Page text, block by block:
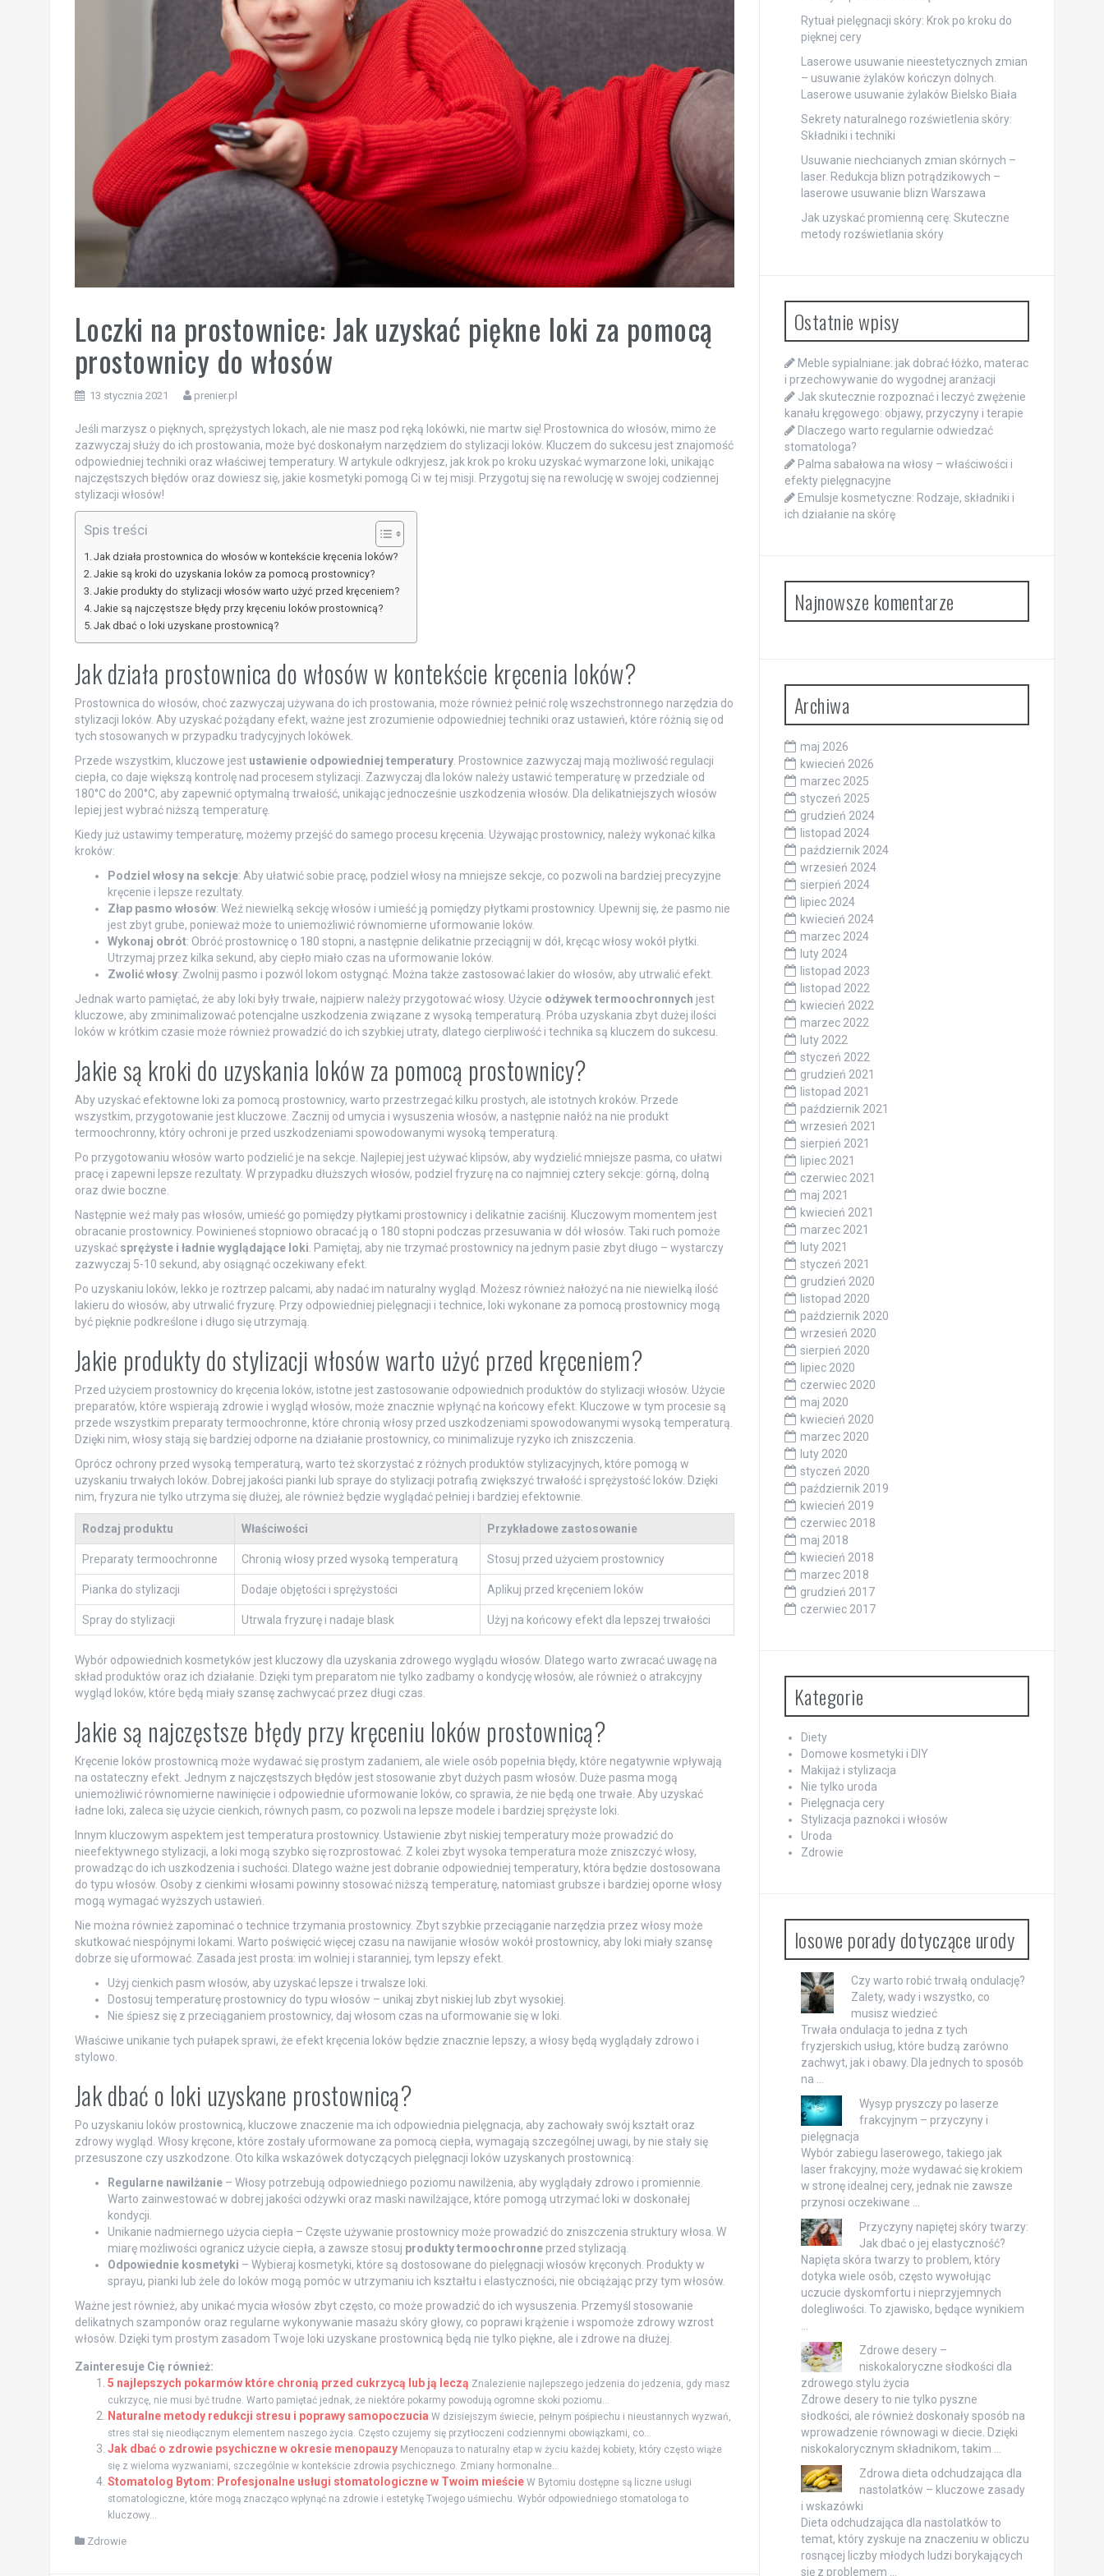
Loczki na prostownice: Jak uzyskać piękne loki za pomocą
prostownicy do włosów
13 stycznia 2021 prenier.pl
Jeśli marzysz o pięknych, sprężystych lokach, ale nie masz pod ręką lokówki, nie martw się! Prostownica do włosów, mimo że
zazwyczaj służy do ich prostowania, może być doskonałym narzędziem do stylizacji loków. Kluczem do sukcesu jest znajomość
odpowiedniej techniki oraz właściwej temperatury. W artykule odkryjesz, jak krok po kroku uzyskać wymarzone loki, unikając
najczęstszych błędów oraz dowiesz się, jakie kosmetyki pomogą Ci w tej misji. Przygotuj się na rewolucję w swojej codziennej
stylizacji włosów!
Spis treści
Jak działa prostownica do włosów w kontekście kręcenia loków?
Jakie są kroki do uzyskania loków za pomocą prostownicy?
Jakie produkty do stylizacji włosów warto użyć przed kręceniem?
Jakie są najczęstsze błędy przy kręceniu loków prostownicą?
Jak dbać o loki uzyskane prostownicą?
Jak działa prostownica do włosów w kontekście kręcenia loków?
Prostownica do włosów, choć zazwyczaj używana do ich prostowania, może również pełnić rolę wszechstronnego narzędzia do
stylizacji loków. Aby uzyskać pożądany efekt, ważne jest zrozumienie odpowiedniej techniki oraz ustawień, które różnią się od
tych stosowanych w przypadku tradycyjnych lokówek.
Przede wszystkim, kluczowe jest ustawienie odpowiedniej temperatury. Prostownice zazwyczaj mają możliwość regulacji
ciepła, co daje większą kontrolę nad procesem stylizacji. Zazwyczaj dla loków należy ustawić temperaturę w przedziale od
180°C do 200°C, aby zapewnić optymalną trwałość, unikając jednocześnie uszkodzenia włosów. Dla delikatniejszych włosów
lepiej jest wybrać niższą temperaturę.
Kiedy już ustawimy temperaturę, możemy przejść do samego procesu kręcenia. Używając prostownicy, należy wykonać kilka
kroków:
Podziel włosy na sekcje: Aby ułatwić sobie pracę, podziel włosy na mniejsze sekcje, co pozwoli na bardziej precyzyjne
kręcenie i lepsze rezultaty.
Złap pasmo włosów: Weź niewielką sekcję włosów i umieść ją pomiędzy płytkami prostownicy. Upewnij się, że pasmo nie
jest zbyt grube, ponieważ może to uniemożliwić równomierne uformowanie loków.
Wykonaj obrót: Obróć prostownicę o 180 stopni, a następnie delikatnie przeciągnij w dół, kręcąc włosy wokół płytki.
Utrzymaj przez kilka sekund, aby ciepło miało czas na uformowanie loków.
Zwolić włosy: Zwolnij pasmo i pozwól lokom ostygnąć. Można także zastosować lakier do włosów, aby utrwalić efekt.
Jednak warto pamiętać, że aby loki były trwałe, najpierw należy przygotować włosy. Użycie odżywek termoochronnych jest
kluczowe, aby zminimalizować potencjalne uszkodzenia związane z wysoką temperaturą. Próba uzyskania zbyt dużej ilości
loków w krótkim czasie może również prowadzić do ich szybkiej utraty, dlatego cierpliwość i technika są kluczem do sukcesu.
Jakie są kroki do uzyskania loków za pomocą prostownicy?
Aby uzyskać efektowne loki za pomocą prostownicy, warto przestrzegać kilku prostych, ale istotnych kroków. Przede
wszystkim, przygotowanie jest kluczowe. Zacznij od umycia i wysuszenia włosów, a następnie nałóż na nie produkt
termoochronny, który ochroni je przed uszkodzeniami spowodowanymi wysoką temperaturą.
Po przygotowaniu włosów warto podzielić je na sekcje. Najlepiej jest używać klipsów, aby wydzielić mniejsze pasma, co ułatwi
pracę i zapewni lepsze rezultaty. W przypadku dłuższych włosów, podziel fryzurę na co najmniej cztery sekcje: górną, dolną
oraz dwie boczne.
Następnie weź mały pas włosów, umieść go pomiędzy płytkami prostownicy i delikatnie zaciśnij. Kluczowym momentem jest
obracanie prostownicy. Powinieneś stopniowo obracać ją o 180 stopni podczas przesuwania w dół włosów. Taki ruch pomoże
uzyskać sprężyste i ładnie wyglądające loki. Pamiętaj, aby nie trzymać prostownicy na jednym pasie zbyt długo – wystarczy
zazwyczaj 5-10 sekund, aby osiągnąć oczekiwany efekt.
Po uzyskaniu loków, lekko je roztrzep palcami, aby nadać im naturalny wygląd. Możesz również nałożyć na nie niewielką ilość
lakieru do włosów, aby utrwalić fryzurę. Przy odpowiedniej pielęgnacji i technice, loki wykonane za pomocą prostownicy mogą
być pięknie podkreślone i długo się utrzymają.
Jakie produkty do stylizacji włosów warto użyć przed kręceniem?
Przed użyciem prostownicy do kręcenia loków, istotne jest zastosowanie odpowiednich produktów do stylizacji włosów. Użycie
preparatów, które wspierają zdrowie i wygląd włosów, może znacznie wpłynąć na końcowy efekt. Kluczowe w tym procesie są
przede wszystkim preparaty termoochronne, które chronią włosy przed uszkodzeniami spowodowanymi wysoką temperaturą.
Dzięki nim, włosy stają się bardziej odporne na działanie prostownicy, co minimalizuje ryzyko ich zniszczenia.
Oprócz ochrony przed wysoką temperaturą, warto też skorzystać z różnych produktów stylizacyjnych, które pomogą w
uzyskaniu trwałych loków. Dobrej jakości pianki lub spraye do stylizacji potrafią zwiększyć trwałość i sprężystość loków. Dzięki
nim, fryzura nie tylko utrzyma się dłużej, ale również będzie wyglądać pełniej i bardziej efektownie.
Rodzaj produktu Właściwości Przykładowe zastosowanie
Preparaty termoochronne Chronią włosy przed wysoką temperaturą Stosuj przed użyciem prostownicy
Pianka do stylizacji Dodaje objętości i sprężystości Aplikuj przed kręceniem loków
Spray do stylizacji Utrwala fryzurę i nadaje blask Użyj na końcowy efekt dla lepszej trwałości
Wybór odpowiednich kosmetyków jest kluczowy dla uzyskania zdrowego wyglądu włosów. Dlatego warto zwracać uwagę na
skład produktów oraz ich działanie. Dzięki tym preparatom nie tylko zadbamy o kondycję włosów, ale również o atrakcyjny
wygląd loków, które będą miały szansę zachwycać przez długi czas.
Jakie są najczęstsze błędy przy kręceniu loków prostownicą?
Kręcenie loków prostownicą może wydawać się prostym zadaniem, ale wiele osób popełnia błędy, które negatywnie wpływają
na ostateczny efekt. Jednym z najczęstszych błędów jest stosowanie zbyt dużych pasm włosów. Duże pasma mogą
uniemożliwić równomierne nawinięcie i odpowiednie uformowanie loków, co sprawia, że nie będą one trwałe. Aby uzyskać
ładne loki, zaleca się użycie cienkich, równych pasm, co pozwoli na lepsze modele i bardziej sprężyste loki.
Innym kluczowym aspektem jest temperatura prostownicy. Ustawienie zbyt niskiej temperatury może prowadzić do
nieefektywnego stylizacji, a loki mogą szybko się rozprostować. Z kolei zbyt wysoka temperatura może zniszczyć włosy,
prowadząc do ich uszkodzenia i suchości. Dlatego ważne jest dobranie odpowiedniej temperatury, która będzie dostosowana
do typu włosów. Osoby z cienkimi włosami powinny stosować niższą temperaturę, natomiast grubsze i bardziej oporne włosy
mogą wymagać wyższych ustawień.
Nie można również zapominać o technice trzymania prostownicy. Zbyt szybkie przeciąganie narzędzia przez włosy może
skutkować niespójnymi lokami. Warto poświęcić więcej czasu na nawijanie włosów wokół prostownicy, aby loki miały szansę
dobrze się uformować. Zasada jest prosta: im wolniej i staranniej, tym lepszy efekt.
Użyj cienkich pasm włosów, aby uzyskać lepsze i trwalsze loki.
Dostosuj temperaturę prostownicy do typu włosów – unikaj zbyt niskiej lub zbyt wysokiej.
Nie śpiesz się z przeciąganiem prostownicy, daj włosom czas na uformowanie się w loki.
Właściwe unikanie tych pułapek sprawi, że efekt kręcenia loków będzie znacznie lepszy, a włosy będą wyglądały zdrowo i
stylowo.
Jak dbać o loki uzyskane prostownicą?
Po uzyskaniu loków prostownicą, kluczowe znaczenie ma ich odpowiednia pielęgnacja, aby zachowały swój kształt oraz
zdrowy wygląd. Włosy kręcone, które zostały uformowane za pomocą ciepła, wymagają szczególnej uwagi, by nie stały się
przesuszone czy uszkodzone. Oto kilka wskazówek dotyczących pielęgnacji loków uzyskanych prostownicą:
Regularne nawilżanie– Włosy potrzebują odpowiedniego poziomu nawilżenia, aby wyglądały zdrowo i promiennie.
Warto zainwestować w dobrej jakości odżywki oraz maski nawilżające, które pomogą utrzymać loki w doskonałej
kondycji.
Unikanie nadmiernego użycia ciepła – Częste używanie prostownicy może prowadzić do zniszczenia struktury włosa. W
miarę możliwości ogranicz użycie ciepła, a zawsze stosuj produkty termoochronneprzed stylizacją.
Odpowiednie kosmetyki – Wybieraj kosmetyki, które są dostosowane do pielęgnacji włosów kręconych. Produkty w
sprayu, pianki lub żele do loków mogą pomóc w utrzymaniu ich kształtu i elastyczności, nie obciążając przy tym włosów.
Ważne jest również, aby unikać mycia włosów zbyt często, co może prowadzić do ich wysuszenia. Przemyśl stosowanie
delikatnych szamponów oraz regularne wykonywanie masażu skóry głowy, co poprawi krążenie i wspomoże zdrowy wzrost
włosów. Dzięki tym prostym zasadom Twoje loki uzyskane prostownicą będą nie tylko piękne, ale i zdrowe na dłużej.
Zainteresuje Cię również:
5 najlepszych pokarmów które chronią przed cukrzycą lub ją leczą Znalezienie najlepszego jedzenia do jedzenia, gdy masz
cukrzycę, nie musi być trudne. Warto pamiętać jednak, że niektóre pokarmy powodują ogromne skoki poziomu...
Naturalne metody redukcji stresu i poprawy samopoczucia W dzisiejszym świecie, pełnym pośpiechu i nieustannych wyzwań,
stres stał się nieodłącznym elementem naszego życia. Często czujemy się przytłoczeni codziennymi obowiązkami, co...
Jak dbać o zdrowie psychiczne w okresie menopauzy Menopauza to naturalny etap w życiu każdej kobiety, który często wiąże
się z wieloma wyzwaniami, szczególnie w kontekście zdrowia psychicznego. Zmiany hormonalne...
Stomatolog Bytom: Profesjonalne usługi stomatologiczne w Twoim mieście W Bytomiu dostępne są liczne usługi
stomatologiczne, które mogą znacząco wpłynąć na zdrowie i estetykę Twojego uśmiechu. Wybór odpowiedniego stomatologa to
kluczowy...
Zdrowie
Rytuał pielęgnacji skóry: Krok po kroku do
pięknej cery
Laserowe usuwanie nieestetycznych zmian
– usuwanie żylaków kończyn dolnych.
Laserowe usuwanie żylaków Bielsko Biała
Sekrety naturalnego rozświetlenia skóry:
Składniki i techniki
Usuwanie niechcianych zmian skórnych –
laser. Redukcja blizn potrądzikowych –
laserowe usuwanie blizn Warszawa
Jak uzyskać promienną cerę: Skuteczne
metody rozświetlania skóry
Ostatnie wpisy
Meble sypialniane: jak dobrać łóżko, materac
i przechowywanie do wygodnej aranżacji
Jak skutecznie rozpoznać i leczyć zwężenie
kanału kręgowego: objawy, przyczyny i terapie
Dlaczego warto regularnie odwiedzać
stomatologa?
Palma sabałowa na włosy – właściwości i
efekty pielęgnacyjne
Emulsje kosmetyczne: Rodzaje, składniki i
ich działanie na skórę
Najnowsze komentarze
Archiwa
maj 2026
kwiecień 2026
marzec 2025
styczeń 2025
grudzień 2024
listopad 2024
październik 2024
wrzesień 2024
sierpień 2024
lipiec 2024
kwiecień 2024
marzec 2024
luty 2024
listopad 2023
listopad 2022
kwiecień 2022
marzec 2022
luty 2022
styczeń 2022
grudzień 2021
listopad 2021
październik 2021
wrzesień 2021
sierpień 2021
lipiec 2021
czerwiec 2021
maj 2021
kwiecień 2021
marzec 2021
luty 2021
styczeń 2021
grudzień 2020
listopad 2020
październik 2020
wrzesień 2020
sierpień 2020
lipiec 2020
czerwiec 2020
maj 2020
kwiecień 2020
marzec 2020
luty 2020
styczeń 2020
październik 2019
kwiecień 2019
czerwiec 2018
maj 2018
kwiecień 2018
marzec 2018
grudzień 2017
czerwiec 2017
Kategorie
Diety
Domowe kosmetyki i DIY
Makijaż i stylizacja
Nie tylko uroda
Pielęgnacja cery
Stylizacja paznokci i włosów
Uroda
Zdrowie
losowe porady dotyczące urody
Czy warto robić trwałą ondulację?
Zalety, wady i wszystko, co
musisz wiedzieć
Trwała ondulacja to jedna z tych
fryzjerskich usług, które budzą zarówno
zachwyt, jak i obawy. Dla jednych to sposób
na …
Wysyp pryszczy po laserze
frakcyjnym – przyczyny i
pielęgnacja
Wybór zabiegu laserowego, takiego jak
laser frakcyjny, może wydawać się krokiem
w stronę idealnej cery, jednak nie zawsze
przynosi oczekiwane …
Przyczyny napiętej skóry twarzy:
Jak dbać o jej elastyczność?
Napięta skóra twarzy to problem, który
dotyka wiele osób, często wywołując
uczucie dyskomfortu i nieprzyjemnych
dolegliwości. To zjawisko, będące wynikiem
Zdrowe desery –
niskokaloryczne słodkości dla
zdrowego stylu życia
Zdrowe desery to nie tylko pyszne
słodkości, ale również doskonały sposób na
wprowadzenie równowagi w diecie. Dzięki
niskokalorycznym składnikom, takim …
Zdrowa dieta odchudzająca dla
nastolatków – kluczowe zasady
i wskazówki
Dieta odchudzająca dla nastolatków to
temat, który zyskuje na znaczeniu w obliczu
rosnącej liczby młodych ludzi borykających
się z problemem …